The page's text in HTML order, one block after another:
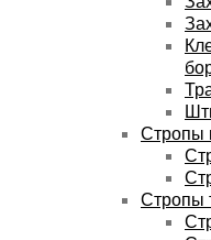
Стропы
Стропы